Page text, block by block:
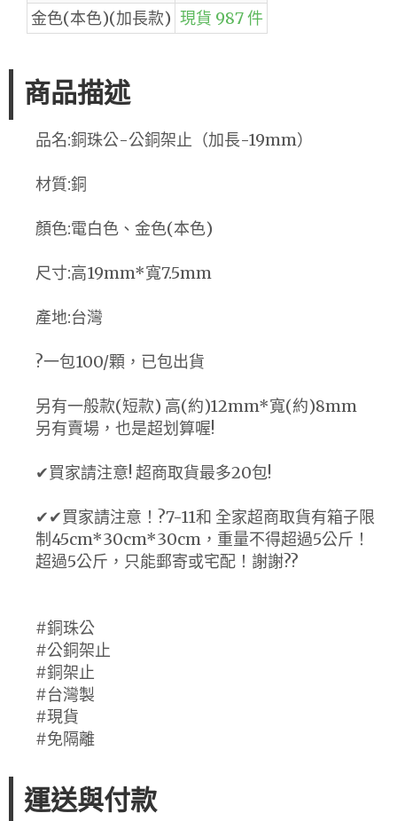
金色(本色)(加長款) 現貨 987 件
商品描述
品名:銅珠公-公銅架止（加長-19mm）
材質:銅
顏色:電白色、金色(本色)
尺寸:高19mm*寬7.5mm
產地:台灣
?一包100/顆，已包出貨
另有一般款(短款) 高(約)12mm*寬(約)8mm
另有賣場，也是超划算喔!
✔買家請注意! 超商取貨最多20包!
✔✔買家請注意！?7-11和 全家超商取貨有箱子限
制45cm*30cm*30cm，重量不得超過5公斤！
超過5公斤，只能郵寄或宅配！謝謝??
#銅珠公
#公銅架止
#銅架止
#台灣製
#現貨
#免隔離
運送與付款